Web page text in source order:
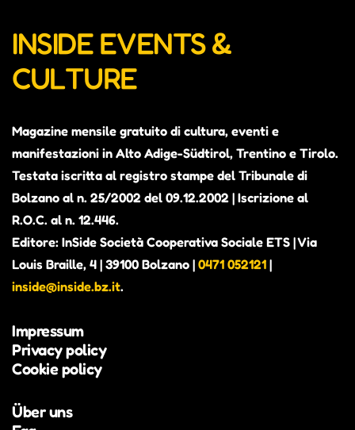
INSIDE EVENTS &
CULTURE
Magazine mensile gratuito di cultura, eventi e
manifestazioni in Alto Adige-Südtirol, Trentino e Tirolo.
Testata iscritta al registro stampe del Tribunale di
Bolzano al n. 25/2002 del 09.12.2002 | Iscrizione al
R.O.C. al n. 12.446.
Editore: InSide Società Cooperativa Sociale ETS | Via
Louis Braille, 4 | 39100 Bolzano | 0471 052121 |
inside@inside.bz.it.
Impressum
Privacy policy
Cookie policy
Über uns